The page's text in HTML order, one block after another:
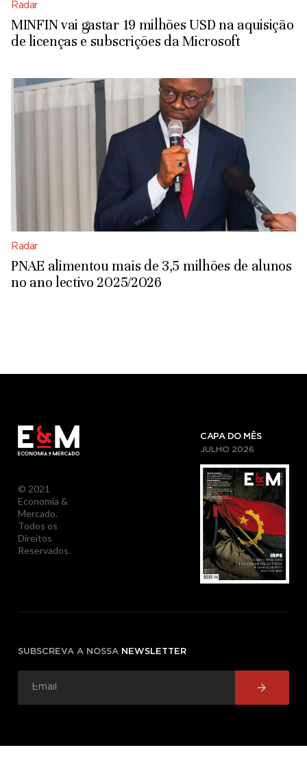
Radar
MINFIN vai gastar 19 milhões USD na aquisição
de licenças e subscrições da Microsoft
Radar
PNAE alimentou mais de 3,5 milhões de alunos
no ano lectivo 2025/2026
© 2021
Economia &
Mercado.
Todos os
Direitos
Reservados.
CAPA DO MÊS
JULHO 2026
SUBSCREVA A NOSSA NEWSLETTER